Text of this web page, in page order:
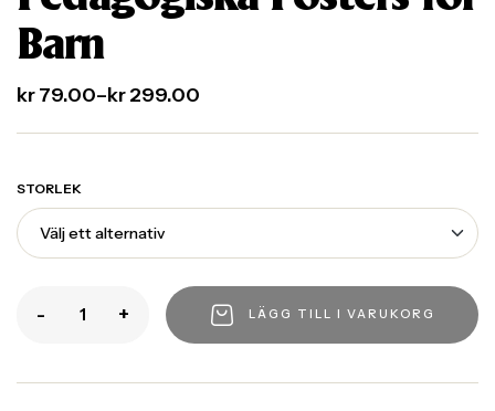
Barn
kr79.00–kr299.00
STORLEK
- + LÄGG TILL I VARUKORG